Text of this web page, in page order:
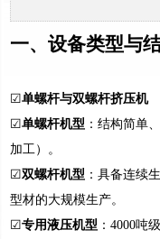
一、设备类型与
☑单螺杆与双螺杆挤压机
☑单螺杆机型 ：结构简单
加工）‌。
☑双螺杆机型 ：具备连续
型材的大规模生产‌。
☑专用液压机型 ：4000吨